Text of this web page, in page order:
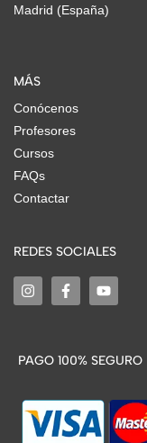
Madrid (España)
MÁS
Conócenos
Profesores
Cursos
FAQs
Contactar
REDES SOCIALES
PAGO 100% SEGURO